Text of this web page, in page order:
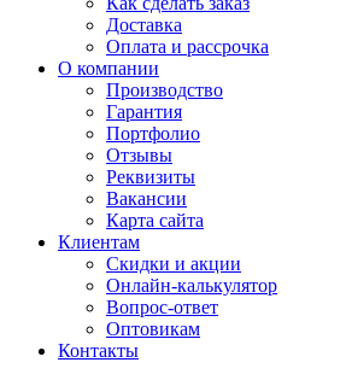
Доставка
Оплата и рассрочка
О компании
Производство
Гарантия
Портфолио
Отзывы
Реквизиты
Вакансии
Карта сайта
Клиентам
Скидки и акции
Онлайн-калькулятор
Вопрос-ответ
Оптовикам
Контакты